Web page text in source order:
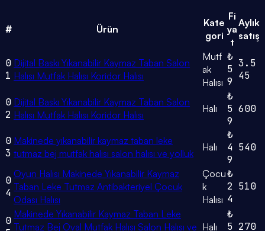
# Ürün
Kate
gori
Fi
ya
t
Aylık
satış
0
1
Dijital Baskı Yıkanabilir Kaymaz Taban Salon
Halısı Mutfak Halısı Koridor Halısı
Mutf
ak
Halısı
₺
5
9
3.5
45
0
2
Dijital Baskı Yıkanabilir Kaymaz Taban Salon
Halısı Mutfak Halısı Koridor Halısı
Halı
₺
5
9
600
0
3
Makinede yıkanabilir kaymaz taban leke
tutmaz bej mutfak halısı salon halısı ve yolluk
Halı
₺
4
9
540
0
4
Oyun Halısı Makinede Yıkanabilir Kaymaz
Taban Leke Tutmaz Antibakteriyel Çocuk
Odası Halısı
Çocu
k
Halısı
₺
2
4
510
0
Makinede Yıkanabilir Kaymaz Taban Leke
Tutmaz Bej Oval Mutfak Halısı Salon Halısı ve Halı
₺
5 270